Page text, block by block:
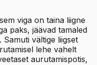
viga on taina liigne
paks, jäävad tamaled
vältige liigset
lehe vahelt
aurutamispotis,